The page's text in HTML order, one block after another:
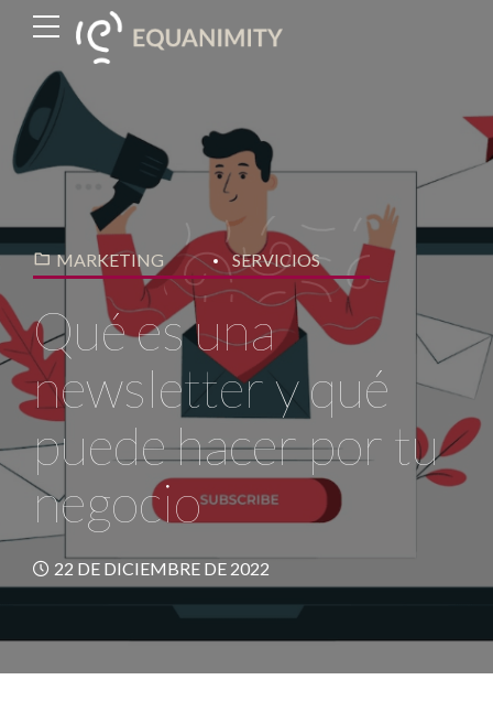
MARKETING SERVICIOS
Qué es una
newsletter y qué
puede hacer por tu
negocio
22 DE DICIEMBRE DE 2022